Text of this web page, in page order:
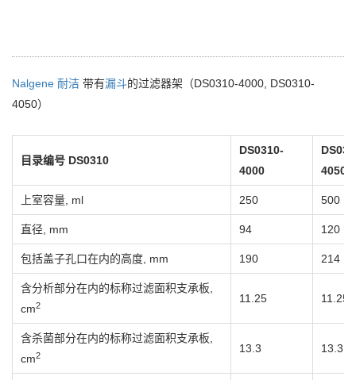
Nalgene 耐洁 带有漏斗的过滤器架（DS0310-4000, DS0310-
4050）
目录编号 DS0310
DS0310-
4000
4050
上室容量, ml 250 500
直径, mm 94 120
包括盖子孔口在内的高度, mm 190 214
含分析部分在内的标称过滤面积支承板,
cm2
11.25 11.25
含杀菌部分在内的标称过滤面积支承板,
cm2
13.3 13.3